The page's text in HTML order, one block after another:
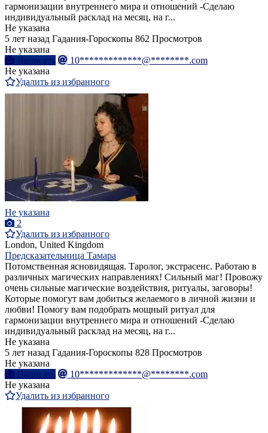
гармонизации внутреннего мира и отношений -Сделаю
индивидуальный расклад на месяц, на г...
Не указана
5 лет назад Гадания-Гороскопы 862 Просмотров
Не указана
Написать
10*************@********.com
Не указана
Удалить из избранного
Не указана
2
Удалить из избранного
London, United Kingdom
Предсказательница Тамара
Потомственная ясновидящая. Таролог, экстрасенс. Работаю в
различных магических направлениях! Сильный маг! Провожу
очень сильные магические воздействия, ритуалы, заговоры!
Которые помогут вам добиться желаемого в личной жизни и
любви! Помогу вам подобрать мощный ритуал для
гармонизации внутреннего мира и отношений -Сделаю
индивидуальный расклад на месяц, на г...
Не указана
5 лет назад Гадания-Гороскопы 828 Просмотров
Не указана
Написать
10*************@********.com
Не указана
Удалить из избранного